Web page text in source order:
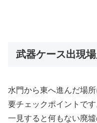
武器ケース出現
水門から東へ進んだ場
要チェックポイントです
一見すると何もない廃